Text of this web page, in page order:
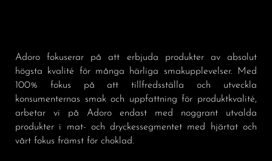
Adoro fokuserar på att erbjuda produkter av absolut
högsta kvalité för många härliga smakupplevelser. Med
100% fokus på att tillfredsställa och utveckla
konsumenternas smak och uppfattning för produktkvalité,
arbetar vi på Adoro endast med noggrant utvalda
produkter i mat- och dryckessegmentet med hjärtat och
vårt fokus främst för choklad.